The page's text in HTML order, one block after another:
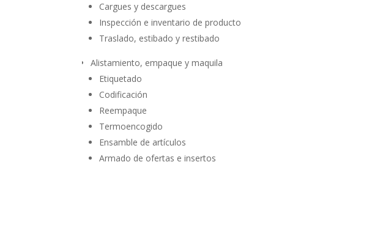
Cargues y descargues
Inspección e inventario de producto
Traslado, estibado y restibado
Alistamiento, empaque y maquila
Etiquetado
Codificación
Reempaque
Termoencogido
Ensamble de artículos
Armado de ofertas e insertos